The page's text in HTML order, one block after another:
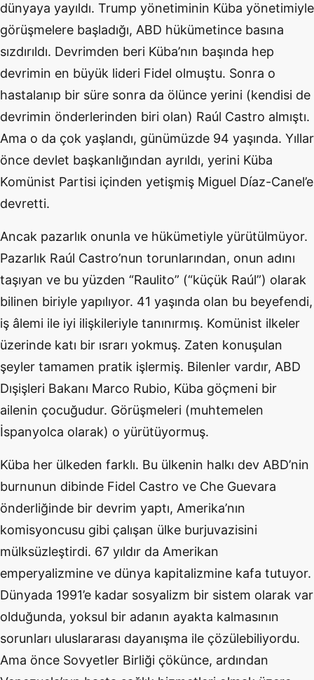
dünyaya yayıldı. Trump yönetiminin Küba yönetimiyle
görüşmelere başladığı, ABD hükümetince basına
sızdırıldı. Devrimden beri Küba’nın başında hep
devrimin en büyük lideri Fidel olmuştu. Sonra o
hastalanıp bir süre sonra da ölünce yerini (kendisi de
devrimin önderlerinden biri olan) Raúl Castro almıştı.
Ama o da çok yaşlandı, günümüzde 94 yaşında. Yıllar
önce devlet başkanlığından ayrıldı, yerini Küba
Komünist Partisi içinden yetişmiş Miguel Díaz-Canel’e
devretti.
Ancak pazarlık onunla ve hükümetiyle yürütülmüyor.
Pazarlık Raúl Castro’nun torunlarından, onun adını
taşıyan ve bu yüzden “Raulito” (“küçük Raúl”) olarak
bilinen biriyle yapılıyor. 41 yaşında olan bu beyefendi,
iş âlemi ile iyi ilişkileriyle tanınırmış. Komünist ilkeler
üzerinde katı bir ısrarı yokmuş. Zaten konuşulan
şeyler tamamen pratik işlermiş. Bilenler vardır, ABD
Dışişleri Bakanı Marco Rubio, Küba göçmeni bir
ailenin çocuğudur. Görüşmeleri (muhtemelen
İspanyolca olarak) o yürütüyormuş.
Küba her ülkeden farklı. Bu ülkenin halkı dev ABD’nin
burnunun dibinde Fidel Castro ve Che Guevara
önderliğinde bir devrim yaptı, Amerika’nın
komisyoncusu gibi çalışan ülke burjuvazisini
mülksüzleştirdi. 67 yıldır da Amerikan
emperyalizmine ve dünya kapitalizmine kafa tutuyor.
Dünyada 1991’e kadar sosyalizm bir sistem olarak var
olduğunda, yoksul bir adanın ayakta kalmasının
sorunları uluslararası dayanışma ile çözülebiliyordu.
Ama önce Sovyetler Birliği çökünce, ardından